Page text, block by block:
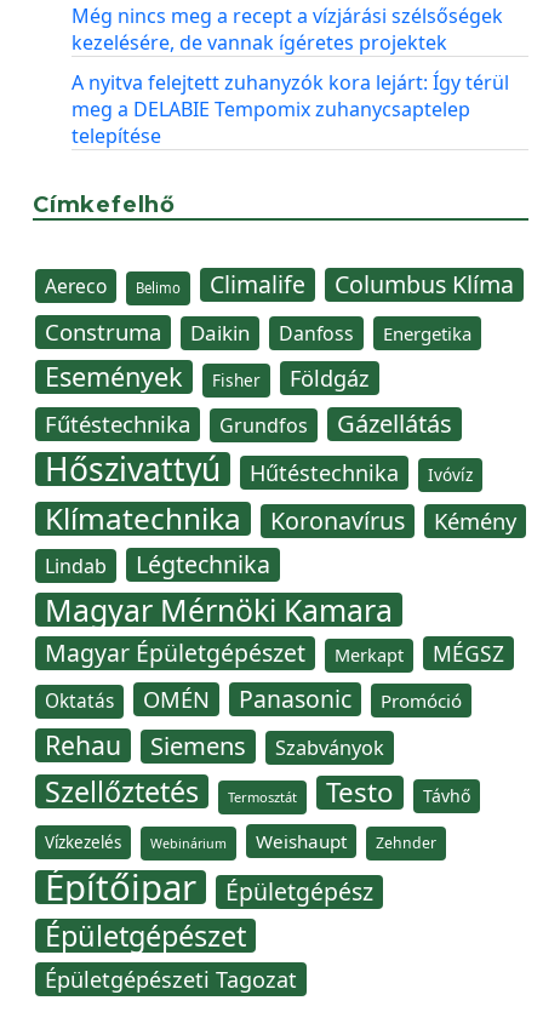
Még nincs meg a recept a vízjárási szélsőségek
kezelésére, de vannak ígéretes projektek
A nyitva felejtett zuhanyzók kora lejárt: Így térül
meg a DELABIE Tempomix zuhanycsaptelep
telepítése
Címkefelhő
Aereco Belimo Climalife Columbus Klíma
Construma Daikin Danfoss Energetika
Események Fisher Földgáz
Fűtéstechnika Grundfos Gázellátás
Hőszivattyú Hűtéstechnika Ivóvíz
Klímatechnika Koronavírus Kémény
Lindab Légtechnika
Magyar Mérnöki Kamara
Magyar Épületgépészet Merkapt MÉGSZ
Oktatás OMÉN Panasonic Promóció
Rehau Siemens Szabványok
Szellőztetés Termosztát Testo Távhő
Vízkezelés Webinárium Weishaupt Zehnder
Építőipar Épületgépész
Épületgépészet
Épületgépészeti Tagozat